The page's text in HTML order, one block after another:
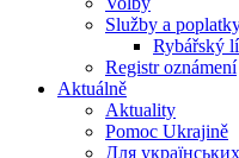
Služby a
Rybářský
Registr oznámení
Aktuálně
Aktuality
Pomoc Ukrajině
Для